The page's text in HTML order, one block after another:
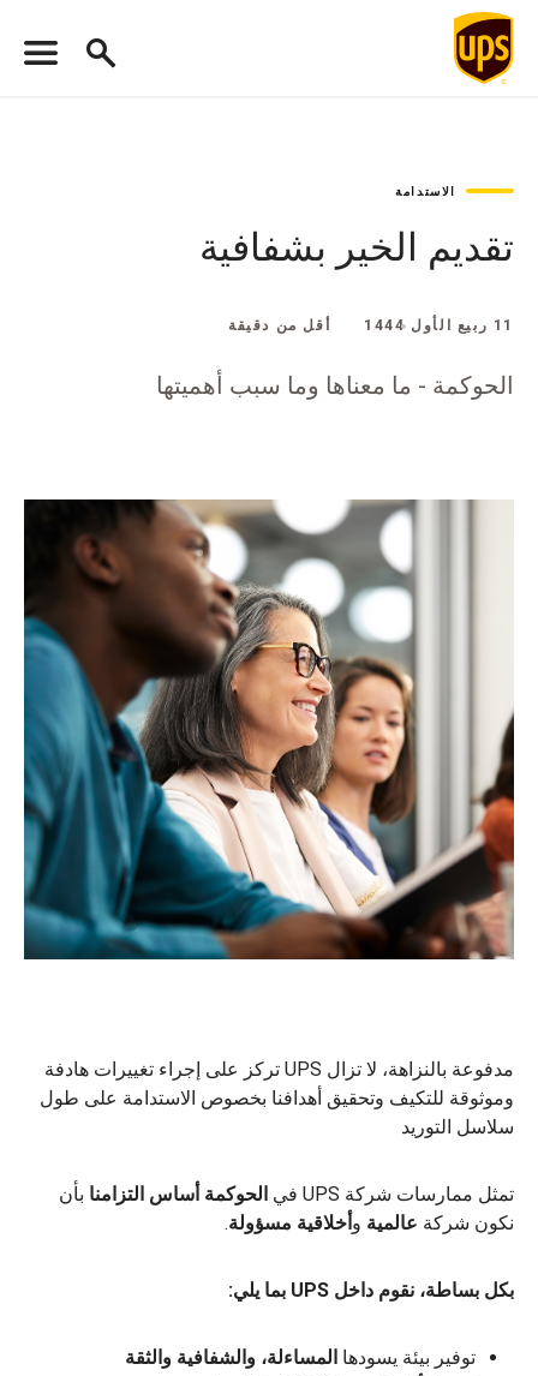
الاستدامة
تقديم الخير بشفافية
11 ربيع الأول 1444 أقل من دقيقة
الحوكمة - ما معناها وما سبب أهميتها
مدفوعة بالنزاهة، لا تزال UPS تركز على إجراء تغييرات هادفة
وموثوقة للتكيف وتحقيق أهدافنا بخصوص الاستدامة على طول
سلاسل التوريد
تمثل ممارسات شركة UPS في الحوكمة أساس التزامنا بأن
نكون شركة عالمية وأخلاقية مسؤولة.
بكل بساطة، نقوم داخل UPS بما يلي:
توفير بيئة يسودها المساءلة، والشفافية والثقة